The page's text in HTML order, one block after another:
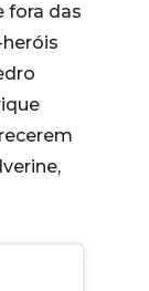
fora das